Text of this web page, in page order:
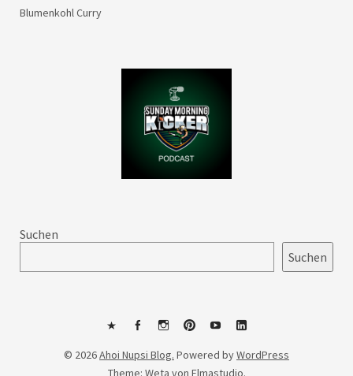
Blumenkohl Curry
Suchen
Suchen
MastodonFacebookInstagramPinterestYouTubeLinkedIn
© 2026Ahoi Nupsi Blog. Powered byWordPress
Theme: Weta von Elmastudio.